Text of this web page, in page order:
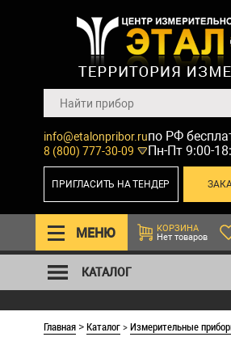
info@etalonpribor.ru
8 (800) 777-30-09
по РФ
Пн-Пт 9:00-
ПРИГЛАСИТЬ НА ТЕНДЕР
МЕНЮ
КОРЗИНА
Нет товаров
КАТАЛОГ
Главная >Каталог>Измерительные